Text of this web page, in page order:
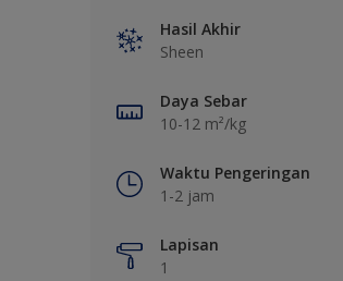
Hasil Akhir
Sheen
Daya Sebar
10-12 m²/kg
Waktu Pengeringan
1-2 jam
Lapisan
1